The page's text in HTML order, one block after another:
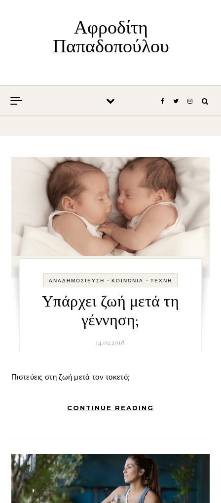
Αφροδίτη
Παπαδοπούλου
ΑΝΑΔΗΜΟΣΊΕΥΣΗ - ΚΟΙΝΩΝΊΑ - ΤΈΧΝΗ
Υπάρχει ζωή μετά τη
γέννηση;
14.02.2018
Πιστεύεις στη ζωή μετά τον τοκετό;
CONTINUE READING